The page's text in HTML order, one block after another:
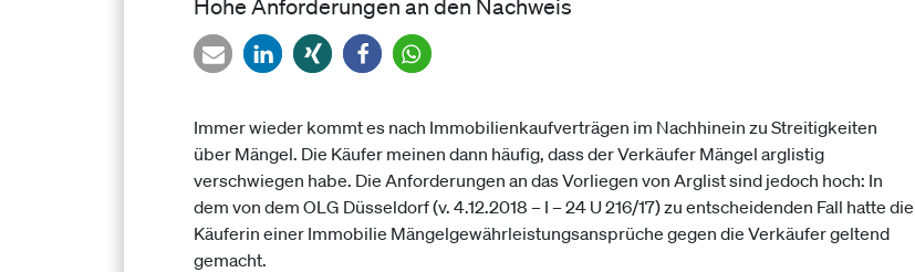
Hohe Anforderungen an den Nachweis
Immer wieder kommt es nach Immobilienkaufverträgen im Nachhinein zu Streitigkeiten
über Mängel. Die Käufer meinen dann häufig, dass der Verkäufer Mängel arglistig
verschwiegen habe. Die Anforderungen an das Vorliegen von Arglist sind jedoch hoch: In
dem von dem OLG Düsseldorf (v. 4.12.2018 – I – 24 U 216/17) zu entscheidenden Fall hatte die
Käuferin einer Immobilie Mängelgewährleistungsansprüche gegen die Verkäufer geltend
gemacht.